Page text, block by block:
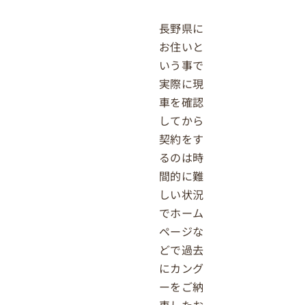
長野県に
お住いと
いう事で
実際に現
車を確認
してから
契約をす
るのは時
間的に難
しい状況
でホーム
ページな
どで過去
にカング
ーをご納